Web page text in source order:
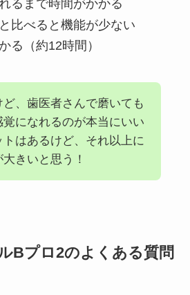
るまで時間がかかる
比べると機能が少ない
る（約12時間）
、歯医者さんで磨いても
覚になれるのが本当にいい
トはあるけど、それ以上に
きいと思う！
Bプロ2のよくある質問